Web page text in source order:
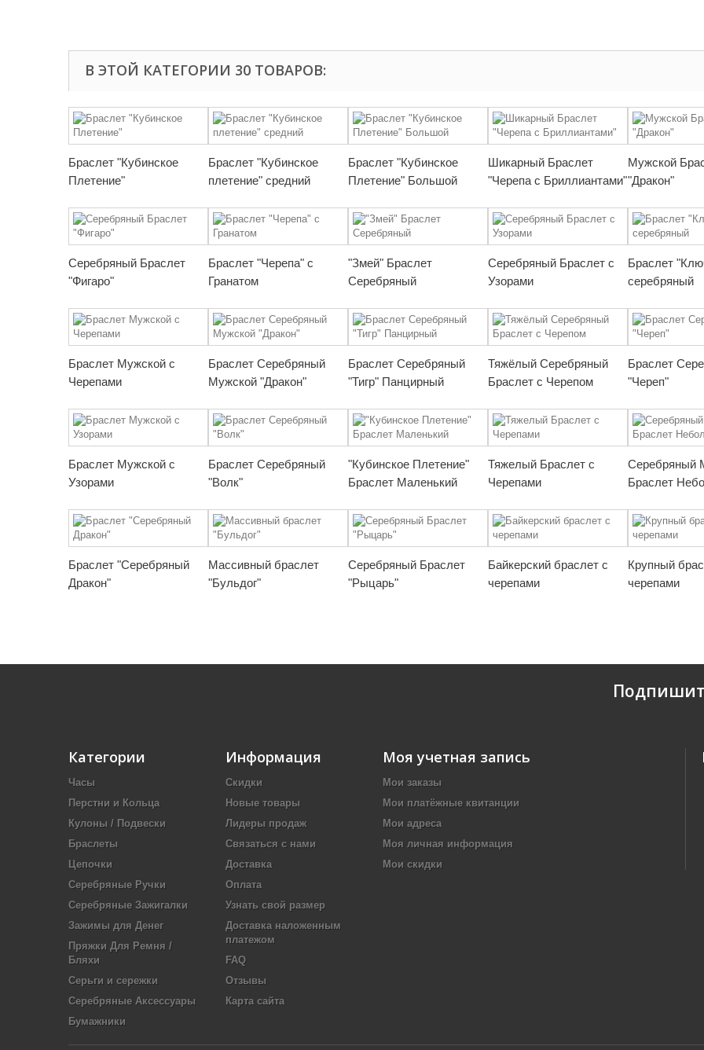
В ЭТОЙ КАТЕГОРИИ 30 ТОВАРОВ:
Браслет "Кубинское
Плетение"
Браслет "Кубинское
плетение" средний
Браслет "Кубинское
Плетение" Большой
Шикарный Браслет
"Черепа с Бриллиантами"
Мужской
"Дракон"
Серебряный Браслет
"Фигаро"
Браслет "Черепа" с
Гранатом
"Змей" Браслет
Серебряный
Серебряный Браслет с
Узорами
Браслет
серебряный
Браслет Мужской с
Черепами
Браслет Серебряный
Мужской "Дракон"
Браслет Серебряный
"Тигр" Панцирный
Тяжёлый Серебряный
Браслет с Черепом
Браслет
"Череп"
Браслет Мужской с
Узорами
Браслет Серебряный
"Волк"
"Кубинское Плетение"
Браслет Маленький
Тяжелый Браслет с
Черепами
Серебряный
Браслет
Браслет "Серебряный
Дракон"
Массивный браслет
"Бульдог"
Серебряный Браслет
"Рыцарь"
Байкерский браслет с
черепами
Крупный
черепами
Категории
Часы
Перстни и Кольца
Кулоны / Подвески
Браслеты
Цепочки
Серебряные Ручки
Серебряные Зажигалки
Зажимы для Денег
Пряжки Для Ремня /
Бляхи
Серьги и сережки
Серебряные Аксессуары
Бумажники
Информация
Скидки
Новые товары
Лидеры продаж
Связаться с нами
Доставка
Оплата
Узнать свой размер
Доставка наложенным
платежом
FAQ
Отзывы
Карта сайта
Моя учетная запись
Мои заказы
Мои платёжные квитанции
Мои адреса
Моя личная информация
Мои скидки